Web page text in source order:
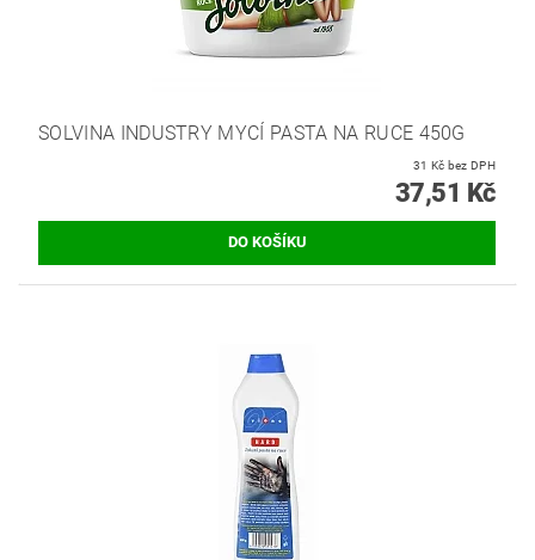
SOLVINA INDUSTRY MYCÍ PASTA NA RUCE 450G
31 Kč bez DPH
37,51 Kč